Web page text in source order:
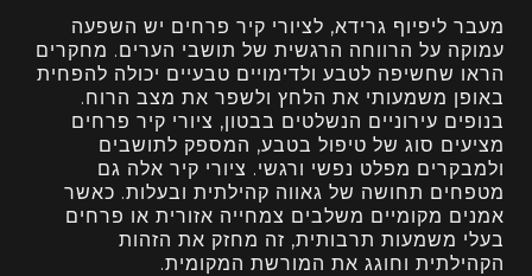
מעבר ליפיוף גרידא, לציורי קיר פרחים יש השפעה
עמוקה על הרווחה הרגשית של תושבי הערים. מחקרים
הראו שחשיפה לטבע ולדימויים טבעיים יכולה להפחית
באופן משמעותי את הלחץ ולשפר את מצב הרוח.
בנופים עירוניים הנשלטים בבטון, ציורי קיר פרחים
מציעים סוג של טיפול בטבע, המספק לתושבים
ולמבקרים מפלט נפשי ורגשי. ציורי קיר אלה גם
מטפחים תחושה של גאווה קהילתית ובעלות. כאשר
אמנים מקומיים משלבים צמחייה אזורית או פרחים
בעלי משמעות תרבותית, זה מחזק את הזהות
הקהילתית וחוגג את המורשת המקומית.